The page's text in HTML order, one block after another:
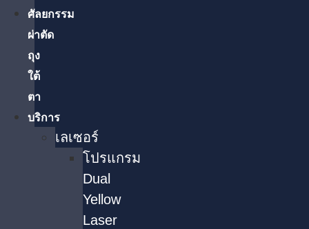
ศัลยกรรม
ผ่าตัด
ถุง
ใต้
ตา
บริการ
เลเซอร์
โปรแกรม
Dual
Yellow
Laser